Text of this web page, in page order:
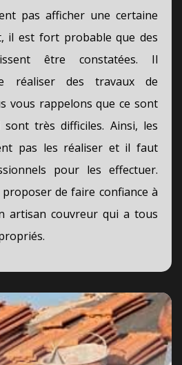
pas afficher une certaine
il est fort probable que des
être constatées. Il
réaliser des travaux de
vous rappelons que ce sont
très difficiles. Ainsi, les
pas les réaliser et il faut
pour les effectuer.
de faire confiance à
artisan couvreur qui a tous